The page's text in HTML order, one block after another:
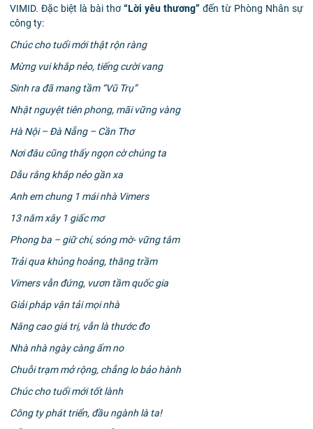
VIMID. Đặc biệt là bài thơ“Lời yêu thương” đến từ Phòng Nhân sự
công ty:
Chúc cho tuổi mới thật rộn ràng
Mừng vui khắp nẻo, tiếng cười vang
Sinh ra đã mang tầm “Vũ Trụ”
Nhật nguyệt tiên phong, mãi vững vàng
Hà Nội – Đà Nẵng – Cần Thơ
Nơi đâu cũng thấy ngọn cờ chúng ta
Dẫu rằng khắp nẻo gần xa
Anh em chung 1 mái nhà Vimers
13 năm xây 1 giấc mơ
Phong ba – giữ chí, sóng mờ- vững tâm
Trải qua khủng hoảng, thăng trầm
Vimers vẫn đứng, vươn tầm quốc gia
Giải pháp vận tải mọi nhà
Nâng cao giá trị, vẫn là thước đo
Nhà nhà ngày càng ấm no
Chuỗi trạm mở rộng, chẳng lo bảo hành
Chúc cho tuổi mới tốt lành
Công ty phát triển, đầu ngành là ta!